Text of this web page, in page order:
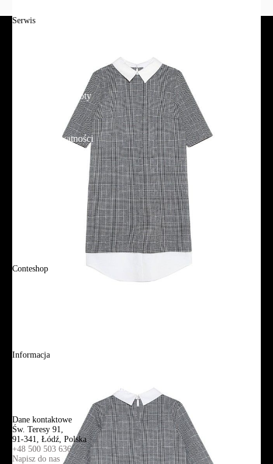
Serwis
Reklamacje i zwroty
Polityka prywatności
Conteshop
Informacja
Wyszukiwanie zaawansowane
Dane kontaktowe
Św. Teresy 91,
91-341, Łódź, Polska
+48 500 503 636
Napisz do nas